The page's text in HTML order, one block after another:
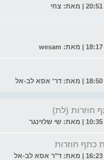
חוזרות (לת)